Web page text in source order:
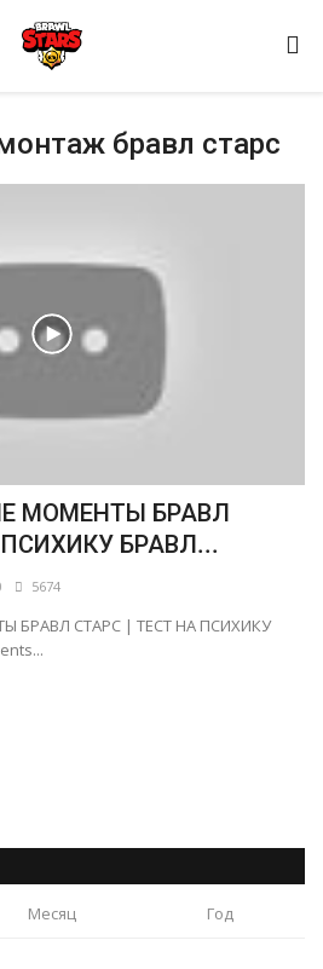
бравл старс
МОМЕНТЫ БРАВЛ
БРАВЛ...
5674
СТАРС | ТЕСТ НА ПСИХИКУ
Месяц Год